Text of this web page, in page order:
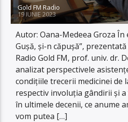
Gold FM Radio
19 IUNIE 2023
Autor: Oana-Medeea Groza În
Gușă, și-n căpușă”,
Radio Gold FM, prof. univ. dr.
analizat perspectivele
condițiile trecerii medicinei de
respectiv involuția gândirii și
în ultimele decenii, ce anume
vom putea […]